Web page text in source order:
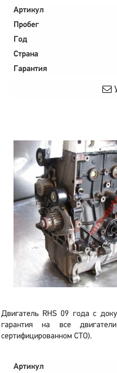
Артикул
Пробег
Год
Страна
Гарантия
Двигатель RHS 09 года с
гарантия на все
сертифицированном СТО).
Артикул